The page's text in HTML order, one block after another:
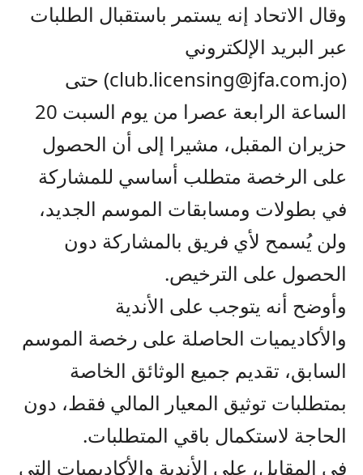
وقال الاتحاد إنه يستمر باستقبال الطلبات
عبر البريد الإلكتروني
(club.licensing@jfa.com.jo) حتى
الساعة الرابعة عصرا من يوم السبت 20
حزيران المقبل، مشيرا إلى أن الحصول
على الرخصة متطلب أساسي للمشاركة
في بطولات ومسابقات الموسم الجديد،
ولن يُسمح لأي فريق بالمشاركة دون
الحصول على الترخيص.
وأوضح أنه يتوجب على الأندية
والأكاديميات الحاصلة على رخصة الموسم
السابق، تقديم جميع الوثائق الخاصة
بمتطلبات توثيق المعيار المالي فقط، دون
الحاجة لاستكمال باقي المتطلبات.
في المقابل، على الأندية والأكاديميات التي